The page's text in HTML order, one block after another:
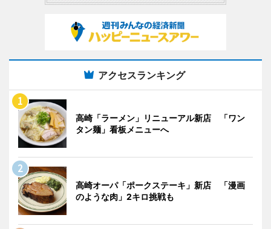
アクセスランキング
高崎「ラーメン」リニューアル新店 「ワン
タン麺」看板メニューへ
高崎オーパ「ポークステーキ」新店 「漫画
のような肉」2キロ挑戦も